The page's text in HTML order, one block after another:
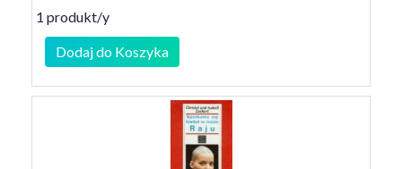
1 produkt/y
Dodaj do Koszyka